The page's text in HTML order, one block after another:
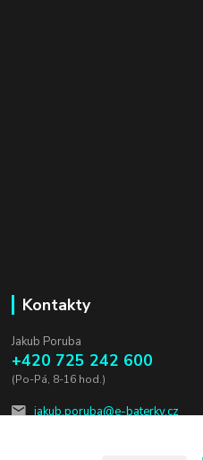
Kontakty
Jakub Poruba
+420 725 242 600
(Po-Pá, 8-16 hod.)
jakub.poruba@e-baterky.cz